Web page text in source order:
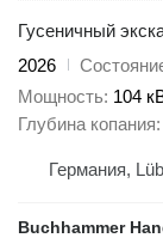
Гусеничный
2026
Мощность 104
Глубина копания
Германия,
Buchhammer